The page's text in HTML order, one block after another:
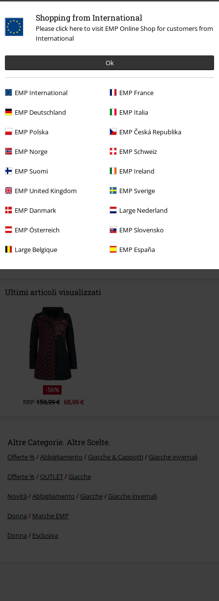
Shopping from International
Please click here to visit EMP Online Shop for customers from
International
Ok
EMP International EMP France
EMP Deutschland EMP Italia
EMP Polska EMP Česká Republika
EMP Norge EMP Schweiz
EMP Suomi EMP Ireland
EMP United Kingdom EMP Sverige
EMP Danmark Large Nederland
EMP Österreich EMP Slovensko
Large Belgique EMP España
L'articolo e' arrivato nei tempi previsti e la misura e' conforme alle
aspettative. I dettagli sono ben curati. Mi piace molto lo stile hard
rock che trasmette, pur senza alcuna esagerazione estetica.
Qualità
Design
Vestibilità
Larghezza
Lunghezza
Troppo corto
Perfetto
Recensione verificata
Commenta
Invia un commento
Ultimi articoli visualizzati
-56%
RRP 159,99 € 68,99 €
Altre Categorie. Altre Scelte.
Offerte % Abbigliamento Giacche & Cappotti Giacche invernali
Offerte % OUTLET Giacche
Novità Abbigliamento Giacche Giacche invernali
Donna Marche EMP
Donna Esclusiva